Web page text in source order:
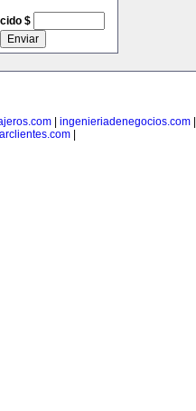
$
| ingenieriadenegocios.com|
|